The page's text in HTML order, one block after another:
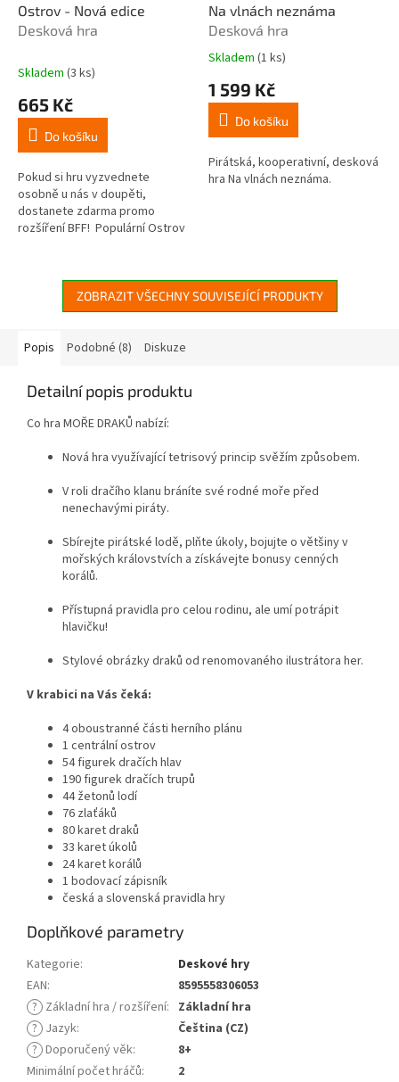
Ostrov - Nová edice
Desková hra
Skladem (3 ks)
665 Kč
Do košíku
Pokud si hru vyzvednete
osobně u nás v doupěti,
dostanete zdarma promo
rozšíření BFF! Populární Ostrov
Na vlnách neznáma
Desková hra
Průměrné
produktu
4,4
5
hvězdiček.
Skladem (1 ks)
1 599 Kč
Do košíku
Pirátská, kooperativní, desková
hra Na vlnách neznáma.
ZOBRAZIT VŠECHNY SOUVISEJÍCÍ PRODUKTY
Popis Podobné (8) Diskuze
Detailní popis produktu
Co hra MOŘE DRAKŮ nabízí:
Nová hra využívající tetrisový princip svěžím způsobem.
V roli dračího klanu bráníte své rodné moře před
nenechavými piráty.
Sbírejte pirátské lodě, plňte úkoly, bojujte o většiny v
mořských královstvích a získávejte bonusy cenných
korálů.
Přístupná pravidla pro celou rodinu, ale umí potrápit
hlavičku!
Stylové obrázky draků od renomovaného ilustrátora her.
V krabici na Vás čeká:
4 oboustranné části herního plánu
1 centrální ostrov
54 figurek dračích hlav
190 figurek dračích trupů
44 žetonů lodí
76 zlaťáků
80 karet draků
33 karet úkolů
24 karet korálů
1 bodovací zápisník
česká a slovenská pravidla hry
Doplňkové parametry
Kategorie:
Deskové hry
EAN:
8595558306053
? Základní hra / rozšíření: Základní hra
? Jazyk:
Čeština (CZ)
? Doporučený věk:
8+
Minimální počet hráčů:
2